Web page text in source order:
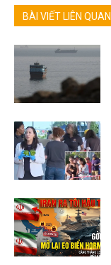
BÀI VIẾT LIÊN QUAN